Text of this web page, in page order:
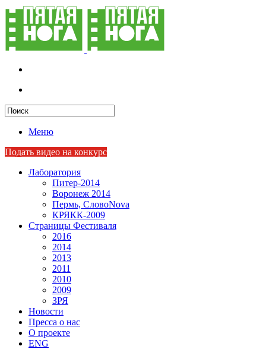
Меню
Подать видео на конкурс
Лаборатория
Питер-2014
Воронеж 2014
Пермь, СловоNova
КРЯКК-2009
Страницы Фестиваля
2016
2014
2013
2011
2010
2009
ЗРЯ
Новости
Пресса о нас
О проекте
ENG